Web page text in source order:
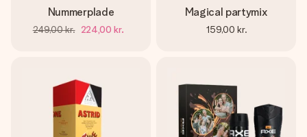
Nummerplade
249,00 kr. 224,00 kr.
Magical partymix
159,00 kr.